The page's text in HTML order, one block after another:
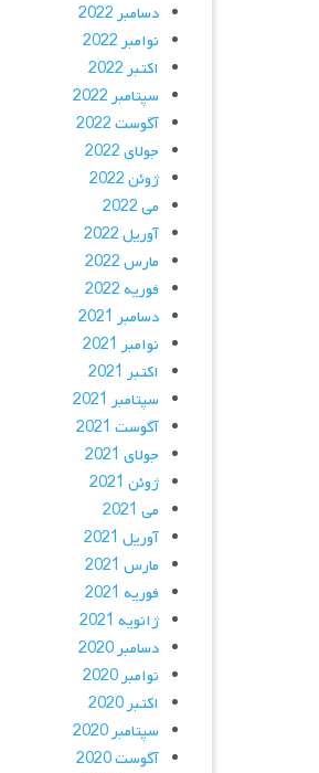
دسامبر 2022
نوامبر 2022
اکتبر 2022
سپتامبر 2022
آگوست 2022
جولای 2022
ژوئن 2022
می 2022
آوریل 2022
مارس 2022
فوریه 2022
دسامبر 2021
نوامبر 2021
اکتبر 2021
سپتامبر 2021
آگوست 2021
جولای 2021
ژوئن 2021
می 2021
آوریل 2021
مارس 2021
فوریه 2021
ژانویه 2021
دسامبر 2020
نوامبر 2020
اکتبر 2020
سپتامبر 2020
آگوست 2020